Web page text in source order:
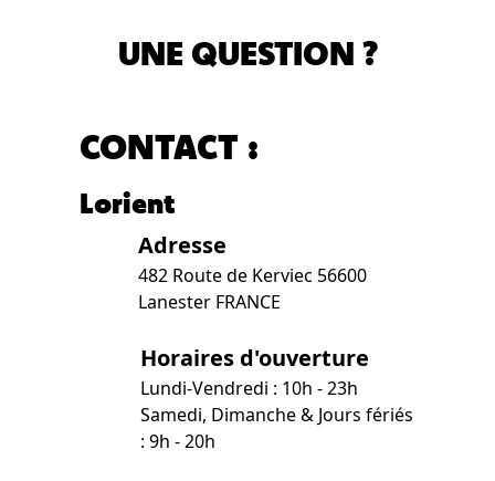
UNE QUESTION ?
CONTACT :
Lorient
Adresse
482 Route de Kerviec 56600
Lanester FRANCE
Horaires d'ouverture
Lundi-Vendredi : 10h - 23h
Samedi, Dimanche & Jours fériés
: 9h - 20h